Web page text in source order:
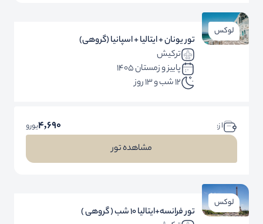
لوکس
تور یونان + ایتالیا + اسپانیا (گروهی)
ترکیش
پاییز و زمستان 1405
12 شب و 13 روز
ا ز: 4,690یورو
مشاهده تور
لوکس
تور فرانسه+ایتالیا 10 شب ( گروهی )